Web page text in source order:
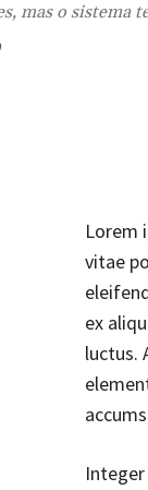
mas o sistema
Lorem
vitae
ex
luctus.